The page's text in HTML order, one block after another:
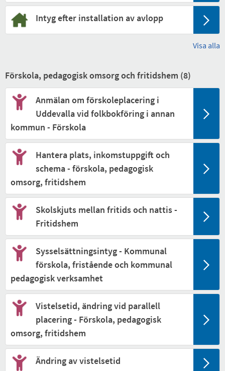
Intyg efter installation av avlopp
Visa alla
Förskola, pedagogisk omsorg och fritidshem (8)
Anmälan om förskoleplacering i
Uddevalla vid folkbokföring i annan
kommun - Förskola
Hantera plats, inkomstuppgift och
schema - förskola, pedagogisk
omsorg, fritidshem
Skolskjuts mellan fritids och nattis -
Fritidshem
Sysselsättningsintyg - Kommunal
förskola, fristående och kommunal
pedagogisk verksamhet
Vistelsetid, ändring vid parallell
placering - Förskola, pedagogisk
omsorg, fritidshem
Ändring av vistelsetid